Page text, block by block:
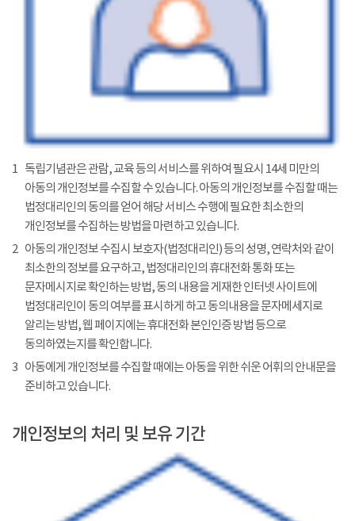
1 독립기념관은 관람, 교육 등의 서비스를 위하여 필요시 14세 미만의
아동의 개인정보를 수집할 수 있습니다. 아동의 개인정보를 수집할 때는
법정대리인의 동의를 얻어 해당 서비스 수행에 필요한 최소한의
개인정보를 수집하는 방법을 마련하고 있습니다.
2 아동의 개인정보 수집시 보호자(법정대리인) 등의 성명, 연락처와 같이
최소한의 정보를 요구하고, 법정대리인의 휴대전화 통화 또는
문자메시지로 확인하는 방법, 동의 내용을 게재한 인터넷 사이트에
법정대리인이 동의 여부를 표시하게 하고 동의내용을 문자메세지로
알리는 방법, 웹 페이지에는 휴대전화 본인인증 방법 등으로
동의하였는지를 확인합니다.
3 아동에게 개인정보를 수집할 때에는 아동을 위한 쉬운 어휘의 안내문을
준비하고 있습니다.
개인정보의 처리 및 보유 기간